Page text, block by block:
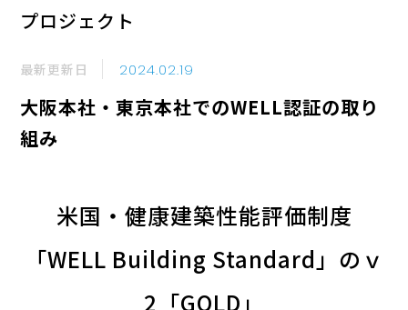
プロジェクト
最新更新日 2024.02.19
大阪本社・東京本社でのWELL認証の取り
組み
米国・健康建築性能評価制度
「WELL Building Standard」のｖ
2「GOLD」